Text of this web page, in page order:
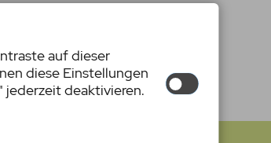
auf dieser
diese Einstellungen
deaktivieren.